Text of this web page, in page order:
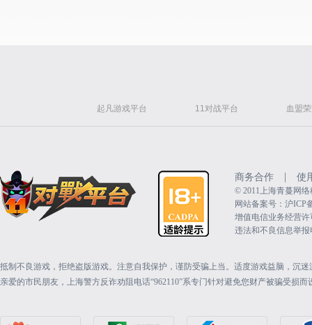
起凡游戏平台 11对战平台 血盟
商务合作 | 使
©️ 2011上海青蔓网
网站备案号：沪ICP
增值电信业务经营许
违法和不良信息举报
抵制不良游戏，拒绝盗版游戏。注意自我保护，谨防受骗上当。适度游戏益脑，沉
亲爱的市民朋友，上海警方反诈劝阻电话“962110”系专门针对避免您财产被骗受损